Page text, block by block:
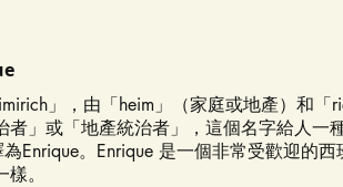
」，由「heim」（家庭或地產）和「
者」或「地產統治者」，這個名字給人一
Enrique。Enrique 是一個非常受歡迎的
。